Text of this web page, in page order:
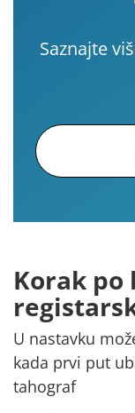
Saznajte
Korak
U nastavku
kada prvi put
tahograf